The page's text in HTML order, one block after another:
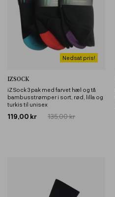
Nedsat pris!
IZSOCK
iZ Sock 3 pak med farvet hæl og tå
bambusstrømper i sort, rød, lilla og
turkis til unisex
119,00 kr 135,00 kr